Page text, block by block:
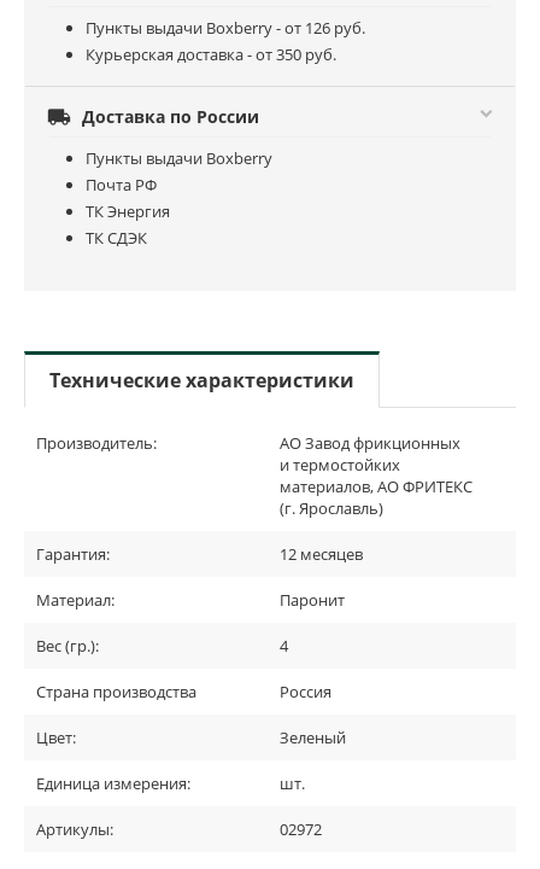
Пункты выдачи Boxberry - от 126 руб.
Курьерская доставка - от 350 руб.
 Доставка по России
Пункты выдачи Boxberry
Почта РФ
ТК Энергия
ТК СДЭК
Технические характеристики
Производитель:
АО Завод фрикционных
и термостойких
материалов, АО ФРИТЕКС
(г. Ярославль)
Гарантия: 12 месяцев
Материал: Паронит
Вес (гр.): 4
Страна производства Россия
Цвет: Зеленый
Единица измерения: шт.
Артикулы: 02972